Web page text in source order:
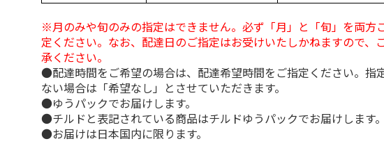
※月のみや旬のみの指定はできません。必ず「月」と「旬」を両方
定ください。なお、配達日のご指定はお受けいたしかねますので、
承ください。
●配達時間をご希望の場合は、配達希望時間をご指定ください。指
ない場合は「希望なし」とさせていただきます。
●ゆうパックでお届けします。
●チルドと表記されている商品はチルドゆうパックでお届けします。
●お届けは日本国内に限ります。